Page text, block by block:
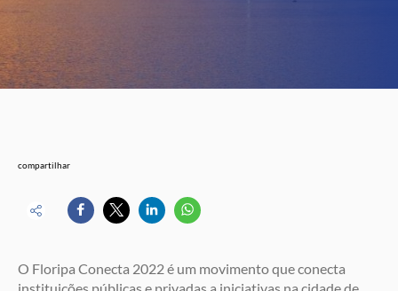
compartilhar
O Floripa Conecta 2022 é um movimento que conecta